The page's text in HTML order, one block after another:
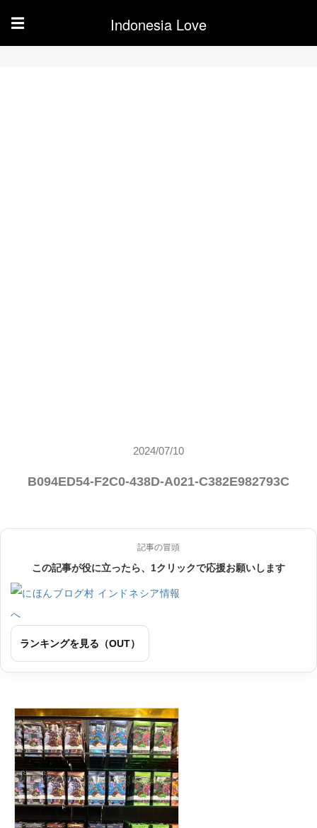
☰ Indonesia Love
2024/07/10
B094ED54-F2C0-438D-A021-C382E982793C
記事の冒頭
この記事が役に立ったら、1クリックで応援お願いします
ランキングを見る（OUT）